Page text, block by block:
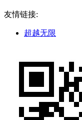
友情链接:
超越无限